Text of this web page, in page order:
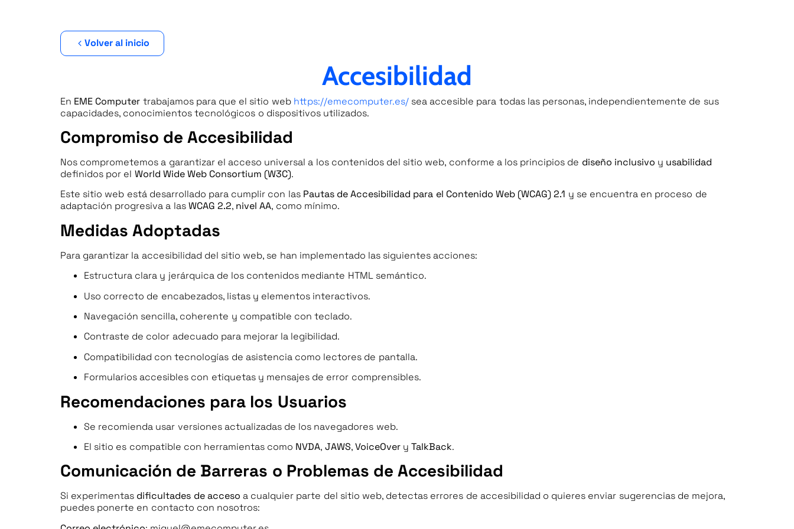
Volver al inicio
Accesibilidad
En EME Computer trabajamos para que el sitio web https://emecomputer.es/sea accesible para todas las personas, independientemente de sus
capacidades, conocimientos tecnológicos o dispositivos utilizados.
Compromiso de Accesibilidad
Nos comprometemos a garantizar el acceso universal a los contenidos del sitio web, conforme a los principios de diseño inclusivo y usabilidad
definidos por el World Wide Web Consortium (W3C).
Este sitio web está desarrollado para cumplir con las Pautas de Accesibilidad para el Contenido Web (WCAG) 2.1 y se encuentra en proceso de
adaptación progresiva a lasWCAG 2.2, nivel AA, como mínimo.
Medidas Adoptadas
Para garantizar la accesibilidad del sitio web, se han implementado las siguientes acciones:
Estructura clara y jerárquica de los contenidos mediante HTML semántico.
Uso correcto de encabezados, listas y elementos interactivos.
Navegación sencilla, coherente y compatible con teclado.
Contraste de color adecuado para mejorar la legibilidad.
Compatibilidad con tecnologías de asistencia como lectores de pantalla.
Formularios accesibles con etiquetas y mensajes de error comprensibles.
Recomendaciones para los Usuarios
Se recomienda usar versiones actualizadas de los navegadores web.
El sitio es compatible con herramientas como NVDA, JAWS,VoiceOveryTalkBack.
Comunicación de Barreras o Problemas de Accesibilidad
Si experimentas dificultades de acceso a cualquier parte del sitio web, detectas errores de accesibilidad o quieres enviar sugerencias de mejora,
puedes ponerte en contacto con nosotros: